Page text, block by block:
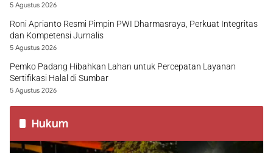
5 Agustus 2026
Roni Aprianto Resmi Pimpin PWI Dharmasraya, Perkuat Integritas
dan Kompetensi Jurnalis
5 Agustus 2026
Pemko Padang Hibahkan Lahan untuk Percepatan Layanan
Sertifikasi Halal di Sumbar
5 Agustus 2026
Hukum